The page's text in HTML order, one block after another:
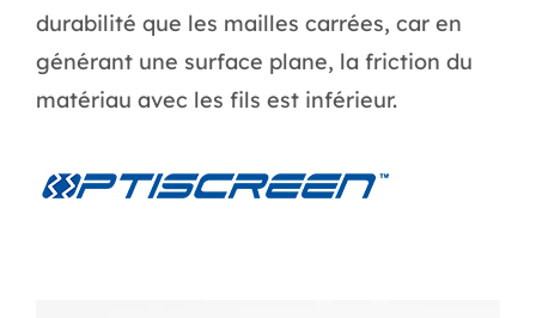
durabilité que les mailles carrées, car en
générant une surface plane, la friction du
matériau avec les fils est inférieur.